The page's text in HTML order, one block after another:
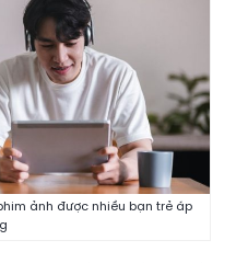
ảnh được nhiều bạn trẻ áp